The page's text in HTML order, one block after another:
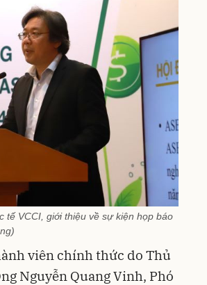
tế VCCI, giới thiệu về sự kiện họp báo
viên chính thức do Thủ
Nguyễn Quang Vinh, Phó